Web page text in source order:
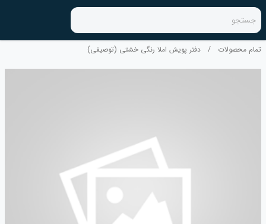
جستجو
تمام محصولات / دفتر پویش املا رنگی خشتی (توصیفی)